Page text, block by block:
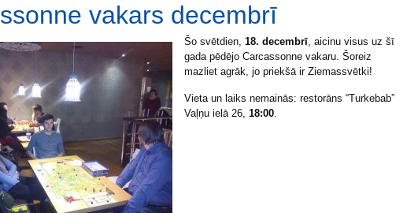
vakars decembrī
Šo svētdien, 18. decembrī, aicinu visus uz šī
gada pēdējo Carcassonne vakaru. Šoreiz
mazliet agrāk, jo priekšā ir Ziemassvētki!
Vieta un laiks nemainās: restorāns “Turkebab”
Vaļņu ielā 26, 18:00.